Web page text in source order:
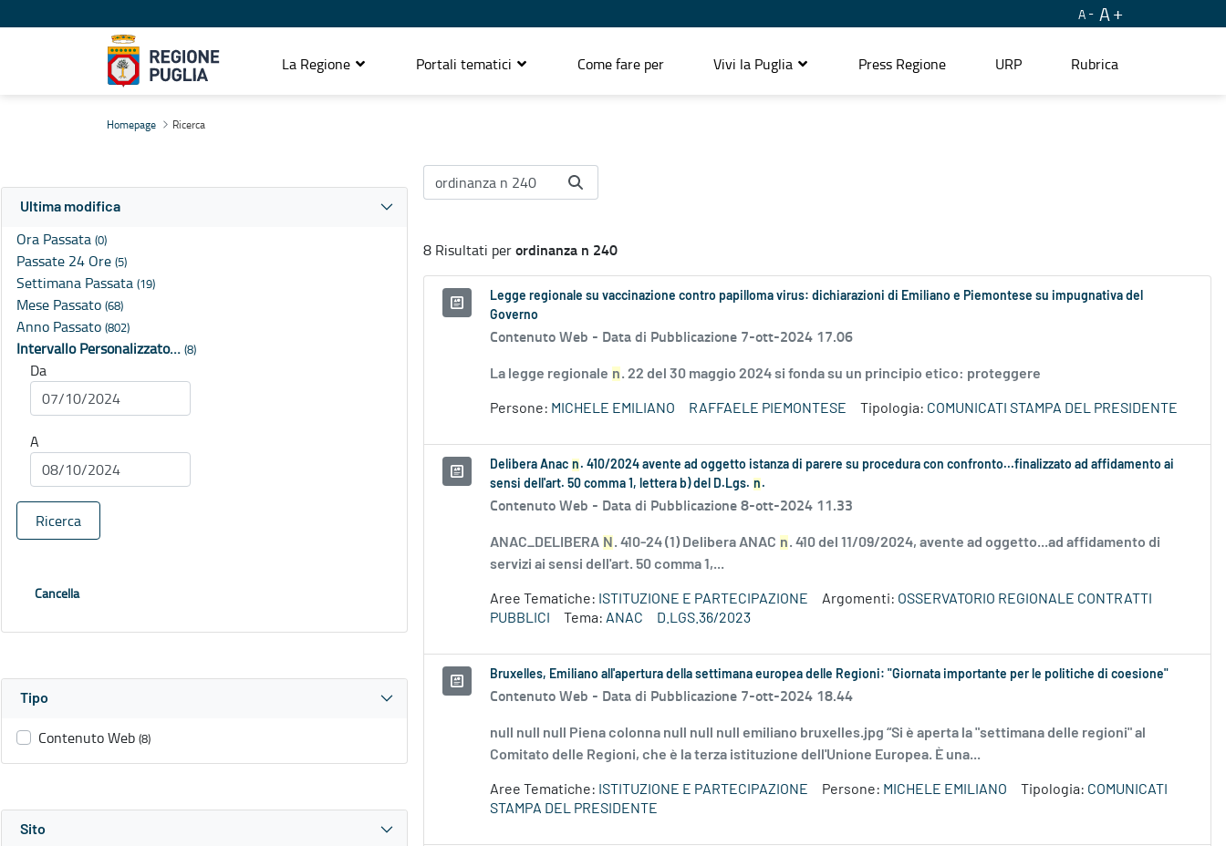
A A
La Regione Portali tematici Come fare per Vivi la Puglia Press Regione URP Rubrica
Homepage Ricerca
Ultima modifica
Ora Passata (0)
Passate 24 Ore (5)
Settimana Passata (19)
Mese Passato (68)
Anno Passato (802)
Intervallo Personalizzato… (8)
Da
A
Ricerca
Cancella
Tipo
Contenuto Web (8)
Sito
8 Risultati perordinanza n 240
Legge regionale su vaccinazione contro papilloma virus: dichiarazioni di Emiliano e Piemontese su impugnativa del
Governo
Contenuto Web - Data di Pubblicazione 7-ott-2024 17.06
La legge regionale n. 22 del 30 maggio 2024 si fonda su un principio etico: proteggere
Persone: MICHELE EMILIANO RAFFAELE PIEMONTESE Tipologia: COMUNICATI STAMPA DEL PRESIDENTE
Delibera Anac n . 410/2024 avente ad oggetto istanza di parere su procedura con confronto...finalizzato ad affidamento ai
sensi dell'art. 50 comma 1, lettera b) del D.Lgs. n .
Contenuto Web - Data di Pubblicazione 8-ott-2024 11.33
ANAC_DELIBERA N . 410-24 (1) Delibera ANAC n. 410 del 11/09/2024, avente ad oggetto...ad affidamento di
servizi ai sensi dell'art. 50 comma 1,...
Aree Tematiche: ISTITUZIONE E PARTECIPAZIONE Argomenti: OSSERVATORIO REGIONALE CONTRATTI
PUBBLICI
Tema: ANAC D.LGS.36/2023
Bruxelles, Emiliano all'apertura della settimana europea delle Regioni: "Giornata importante per le politiche di coesione"
Contenuto Web - Data di Pubblicazione 7-ott-2024 18.44
null null null Piena colonna null null null emiliano bruxelles.jpg “Si è aperta la "settimana delle regioni" al
Comitato delle Regioni, che è la terza istituzione dell'Unione Europea. È una...
Aree Tematiche: ISTITUZIONE E PARTECIPAZIONE Persone: MICHELE EMILIANO Tipologia: COMUNICATI
STAMPA DEL PRESIDENTE